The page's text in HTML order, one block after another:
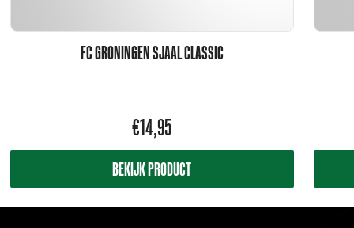
FC GRONINGEN SJAAL CLASSIC
€14,95
BEKIJK PRODUCT